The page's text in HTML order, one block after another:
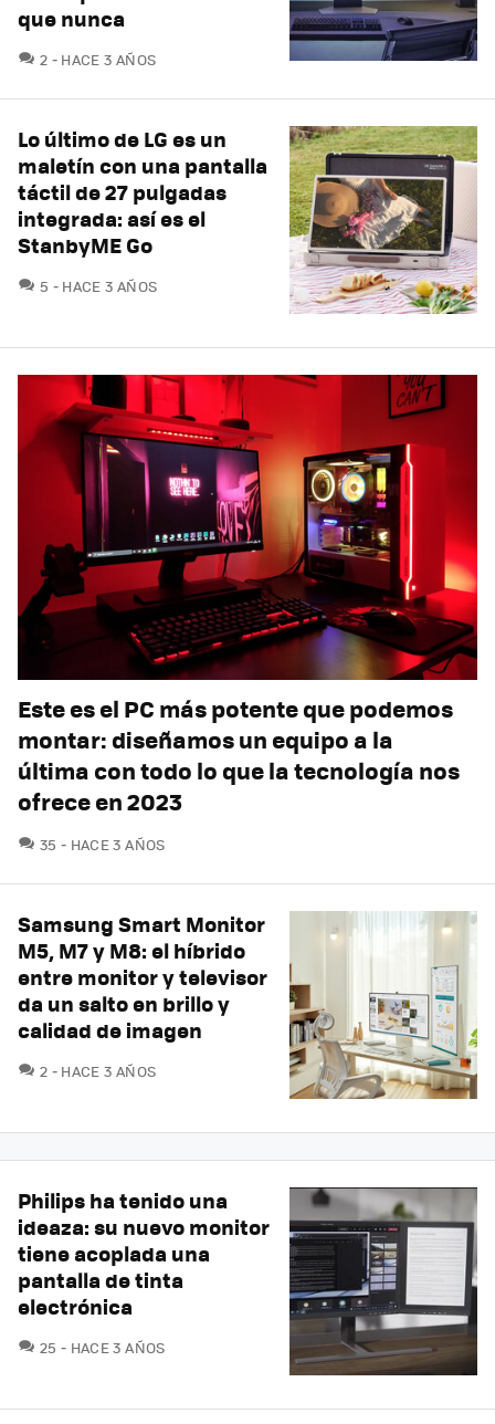
que nunca
2 COMENTARIOS
HACE 3 AÑOS
Lo último de LG es un
maletín con una pantalla
táctil de 27 pulgadas
integrada: así es el
StanbyME Go
5 COMENTARIOS
HACE 3 AÑOS
Este es el PC más potente que podemos
montar: diseñamos un equipo a la
última con todo lo que la tecnología nos
ofrece en 2023
35 COMENTARIOS
HACE 3 AÑOS
Samsung Smart Monitor
M5, M7 y M8: el híbrido
entre monitor y televisor
da un salto en brillo y
calidad de imagen
2 COMENTARIOS
HACE 3 AÑOS
Philips ha tenido una
ideaza: su nuevo monitor
tiene acoplada una
pantalla de tinta
electrónica
25 COMENTARIOS
HACE 3 AÑOS